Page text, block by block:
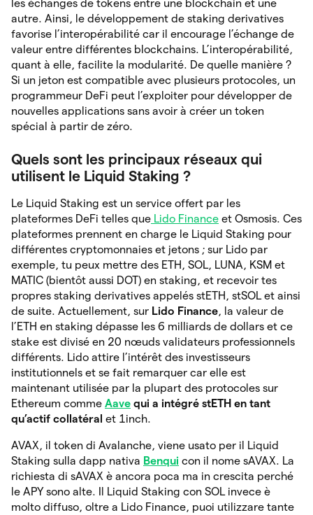
les échanges de tokens entre une blockchain et une
autre. Ainsi, le développement de staking derivatives
favorise l’interopérabilité car il encourage l’échange de
valeur entre différentes blockchains. L’interopérabilité,
quant à elle, facilite la modularité. De quelle manière ?
Si un jeton est compatible avec plusieurs protocoles, un
programmeur DeFi peut l’exploiter pour développer de
nouvelles applications sans avoir à créer un token
spécial à partir de zéro.
Quels sont les principaux réseaux qui
utilisent le Liquid Staking ?
Le Liquid Staking est un service offert par les
plateformes DeFi telles que Lido Finance et Osmosis. Ces
plateformes prennent en charge le Liquid Staking pour
différentes cryptomonnaies et jetons ; sur Lido par
exemple, tu peux mettre des ETH, SOL, LUNA, KSM et
MATIC (bientôt aussi DOT) en staking, et recevoir tes
propres staking derivatives appelés stETH, stSOL et ainsi
de suite. Actuellement, sur Lido Finance, la valeur de
l’ETH en staking dépasse les 6 milliards de dollars et ce
stake est divisé en 20 nœuds validateurs professionnels
différents. Lido attire l’intérêt des investisseurs
institutionnels et se fait remarquer car elle est
maintenant utilisée par la plupart des protocoles sur
Ethereum comme Aave qui a intégré stETH en tant
qu’actif collatéral et 1inch.
AVAX, il token di Avalanche, viene usato per il Liquid
Staking sulla dapp nativa Benqui con il nome sAVAX. La
richiesta di sAVAX è ancora poca ma in crescita perché
le APY sono alte. Il Liquid Staking con SOL invece è
molto diffuso, oltre a Lido Finance, puoi utilizzare tante